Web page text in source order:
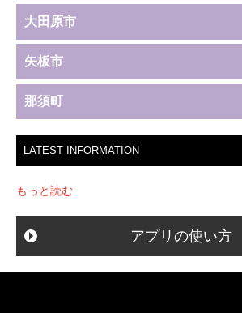
大田原市
矢板市
那須町
LATEST INFORMATION
もっと読む
アプリの使い方